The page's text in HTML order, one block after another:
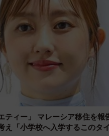
ずちゃん
イの電車の中で見た優先席の
、妊娠、けが人、お年寄り…
のが！？「だから黄色なんです
中将 タカノリ